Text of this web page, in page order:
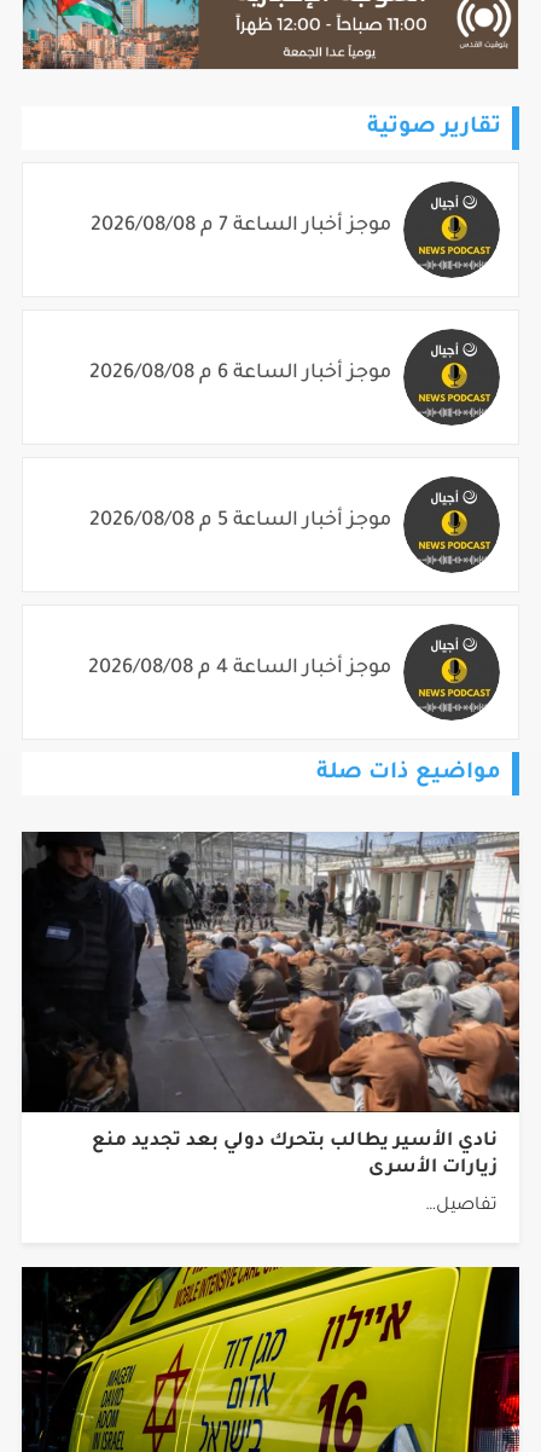
نادي الأسير يطالب بتحرك دولي بعد تجديد منع
زيارات الأسرى
تفاصيل…